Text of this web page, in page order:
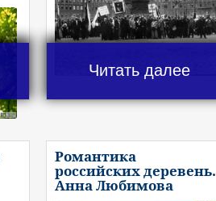
Читать далее
Романтика
российских деревень.
Анна Любимова